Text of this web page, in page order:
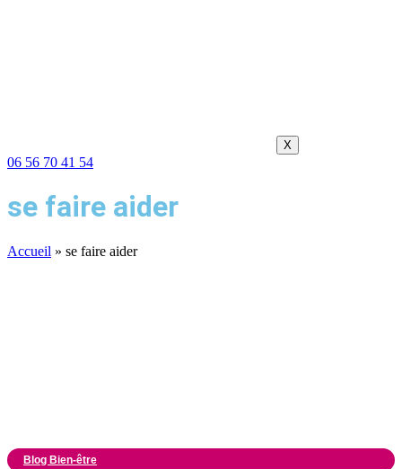
X
06 56 70 41 54
se faire aider
Accueil » se faire aider
Blog Bien-être